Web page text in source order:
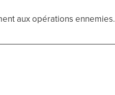
aux opérations ennemies.